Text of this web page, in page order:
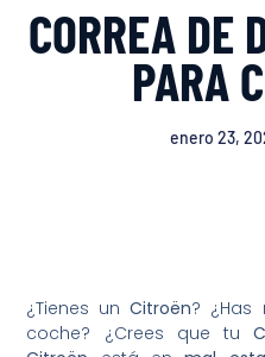
CORREA DE
PARA
enero 23,
¿Tienes unCitroën? ¿Has
coche? ¿Crees que tu